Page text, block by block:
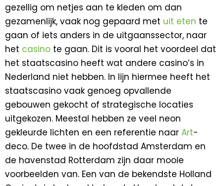
gezellig om netjes aan te kleden om dan
gezamenlijk, vaak nog gepaard met uit eten te
gaan of iets anders in de uitgaanssector, naar
het casino te gaan. Dit is vooral het voordeel dat
het staatscasino heeft wat andere casino’s in
Nederland niet hebben. In lijn hiermee heeft het
staatscasino vaak genoeg opvallende
gebouwen gekocht of strategische locaties
uitgekozen. Meestal hebben ze veel neon
gekleurde lichten en een referentie naar Art-
deco. De twee in de hoofdstad Amsterdam en
de havenstad Rotterdam zijn daar mooie
voorbeelden van. Een van de bekendste Holland